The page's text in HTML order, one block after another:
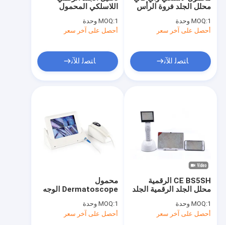
اللاسلكي المحمول
MOQ:1 وحدة
أحصل على آخر سعر
ﺎﺘﺼﻟ ﺍﻶﻧ
محلل الجلد فروة الرأس
3.5 بوصة
MOQ:1 وحدة
أحصل على آخر سعر
ﺎﺘﺼﻟ ﺍﻶﻧ
محمول
Dermatoscope الوجه
النفط واي فاي محلل
فروة الرأس
MOQ:1 وحدة
أحصل على آخر سعر
CE BS5SH الرقمية
محلل الجلد الرقمية الجلد
MOQ:1 وحدة
أحصل على آخر سعر